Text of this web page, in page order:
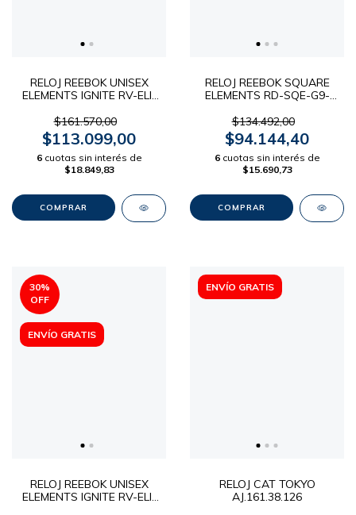
RELOJ REEBOK UNISEX
ELEMENTS IGNITE RV-ELI-
$161.570,00
$113.099,00
6 cuotas sin interés de
$18.849,83
RELOJ REEBOK SQUARE
ELEMENTS RD-SQE-G9-
$134.492,00
$94.144,40
6 cuotas sin interés de
$15.690,73
30%
OFF
ENVÍO GRATIS
RELOJ REEBOK UNISEX
ELEMENTS IGNITE RV-ELI-
ENVÍO GRATIS
RELOJ CAT TOKYO
AJ.161.38.126